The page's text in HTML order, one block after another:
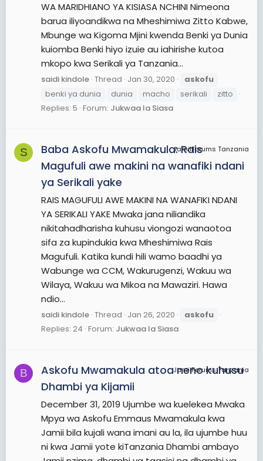
WA MARIDHIANO YA KISIASA NCHINI Nimeona
barua iliyoandikwa na Mheshimiwa Zitto Kabwe,
Mbunge wa Kigoma Mjini kwenda Benki ya Dunia
kuiomba Benki hiyo izuie au iahirishe kutoa
mkopo kwa Serikali ya Tanzania...
saidi kindole Thread Jan 30, 2020
askofu
benki ya dunia
dunia macho serikali
zitto
Replies: 5 Forum: Jukwaa la Siasa
S JamiiForums Tanzania
Baba Askofu Mwamakula: Rais
Magufuli awe makini na wanafiki ndani
ya Serikali yake
RAIS MAGUFULI AWE MAKINI NA WANAFIKI NDANI
YA SERIKALI YAKE Mwaka jana niliandika
nikitahadharisha kuhusu viongozi wanaotoa
sifa za kupindukia kwa Mheshimiwa Rais
Magufuli. Katika kundi hili wamo baadhi ya
Wabunge wa CCM, Wakurugenzi, Wakuu wa
Wilaya, Wakuu wa Mikoa na Mawaziri. Hawa
ndio...
saidi kindole Thread Jan 26, 2020
askofu
Replies: 24 Forum: Jukwaa la Siasa
B JamiiForums Tanzania
Askofu Mwamakula atoa neno kuhusu
Dhambi ya Kijamii
December 31, 2019 Ujumbe wa kuelekea Mwaka
Mpya wa Askofu Emmaus Mwamakula kwa
Jamii bila kujali wana imani au la, ila ujumbe huu
ni kwa Jamii yote kiTanzania Dhambi ambayo